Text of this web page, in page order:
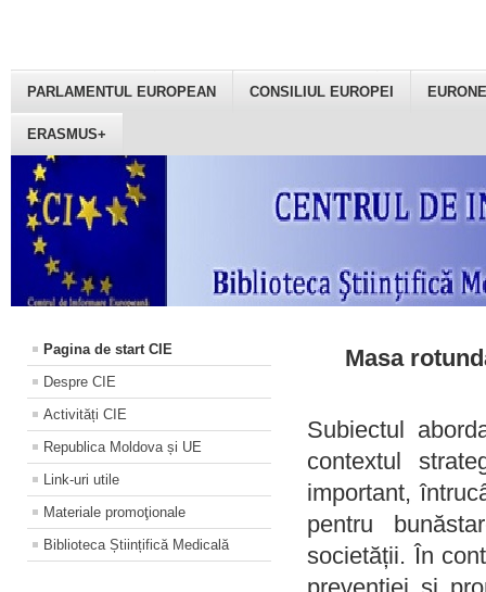
PARLAMENTUL EUROPEAN CONSILIUL EUROPEI
ERASMUS+
Pagina de start CIE
Despre CIE
Activități CIE
Republica Moldova și UE
Link-uri utile
Materiale promoţionale
Biblioteca Științifică Medicală
Masa
Subiectul
contextul
important,
pentru
societății. În